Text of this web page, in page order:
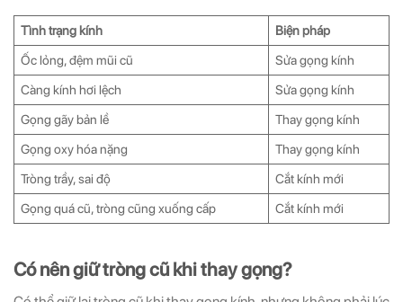
Tình trạng kính
Biện pháp
Ốc lỏng, đệm mũi cũ
Sửa gọng kính
Càng kính hơi lệch
Sửa gọng kính
Gọng gãy bản lề
Thay gọng kính
Gọng oxy hóa nặng
Thay gọng kính
Tròng trầy, sai độ
Cắt kính mới
Gọng quá cũ, tròng cũng xuống cấp
Cắt kính mới
Có nên giữ tròng cũ khi thay gọng?